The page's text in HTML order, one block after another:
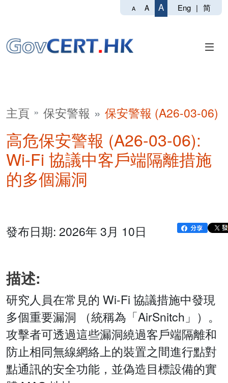
A A A Eng | 简
主頁 保安警報 保安警報 (A26-03-06)
高危保安警報 (A26-03-06):
Wi-Fi 協議中客戶端隔離措施
的多個漏洞
發布日期: 2026年 3月 10日
描述:
研究人員在常見的 Wi-Fi 協議措施中發現
多個重要漏洞 （統稱為「AirSnitch」）。
攻擊者可透過這些漏洞繞過客戶端隔離和
防止相同無線網絡上的裝置之間進行點對
點通訊的安全功能，並偽造目標設備的實